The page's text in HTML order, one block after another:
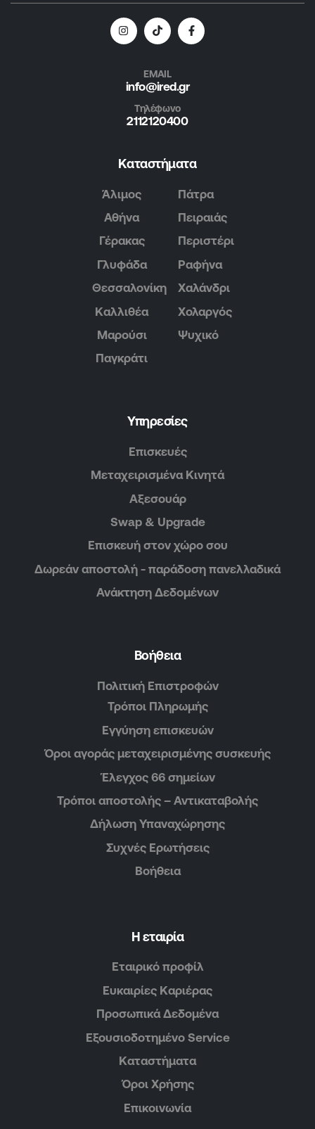
EMAIL
info@ired.gr
Τηλέφωνο
2112120400
Καταστήματα
Άλιμος
Αθήνα
Γέρακας
Γλυφάδα
Θεσσαλονίκη
Καλλιθέα
Μαρούσι
Παγκράτι
Πάτρα
Πειραιάς
Περιστέρι
Ραφήνα
Χαλάνδρι
Χολαργός
Ψυχικό
Υπηρεσίες
Επισκευές
Μεταχειρισμένα Κινητά
Αξεσουάρ
Swap & Upgrade
Επισκευή στον χώρο σου
Δωρεάν αποστολή - παράδοση πανελλαδικά
Ανάκτηση Δεδομένων
Βοήθεια
Πολιτική Επιστροφών
Τρόποι Πληρωμής
Εγγύηση επισκευών
Όροι αγοράς μεταχειρισμένης συσκευής
Έλεγχος 66 σημείων
Τρόποι αποστολής – Αντικαταβολής
Δήλωση Υπαναχώρησης
Συχνές Ερωτήσεις
Βοήθεια
Η εταιρία
Εταιρικό προφίλ
Ευκαιρίες Καριέρας
Προσωπικά Δεδομένα
Εξουσιοδοτημένο Service
Καταστήματα
Όροι Χρήσης
Επικοινωνία